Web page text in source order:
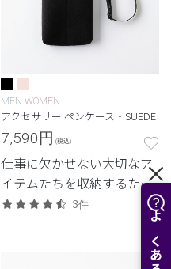
MEN WOMEN
アクセサリー:ペンケース・SUEDE
7,590円 (税込)
仕事に欠かせない大切なア
イテムたちを収納するため
のクラシコオリジナルのペ
3件